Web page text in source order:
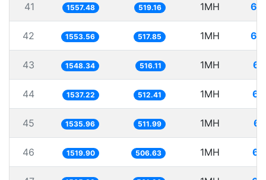
41 1557.48 519.16 1MH
42 1553.56 517.85 1MH
43 1548.34 516.11 1MH
44 1537.22 512.41 1MH
45 1535.96 511.99 1MH
46 1519.90 506.63 1MH